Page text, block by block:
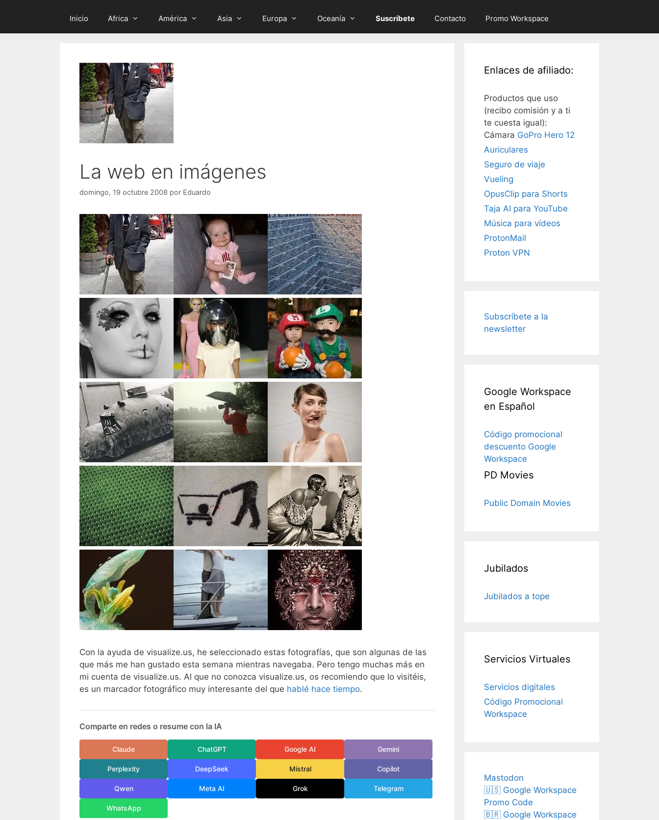
Inicio Africa América Asia Europa Oceanía Suscríbete Contacto Promo Workspace
La web en imágenes
domingo, 19 octubre 2008 por Eduardo
Con la ayuda de visualize.us, he seleccionado estas fotografías, que son algunas de las
que más me han gustado esta semana mientras navegaba. Pero tengo muchas más en
mi cuenta de visualize.us. Al que no conozca visualize.us, os recomiendo que lo visitéis,
es un marcador fotográfico muy interesante del que hablé hace tiempo.
Comparte en redes o resume con la IA
Claude ChatGPT Google AI Gemini
Perplexity DeepSeek Mistral Copilot
Qwen Meta AI Grok Telegram
WhatsApp
Enlaces de afiliado:
Productos que uso
(recibo comisión y a ti
te cuesta igual):
Cámara GoPro Hero 12
Auriculares
Seguro de viaje
Vueling
OpusClip para Shorts
Taja AI para YouTube
Música para vídeos
ProtonMail
Proton VPN
Subscríbete a la
newsletter
Google Workspace
en Español
Código promocional
descuento Google
Workspace
PD Movies
Public Domain Movies
Jubilados
Jubilados a tope
Servicios Virtuales
Servicios digitales
Código Promocional
Workspace
Mastodon
🇺🇸 Google Workspace
Promo Code
🇧🇷 Google Workspace